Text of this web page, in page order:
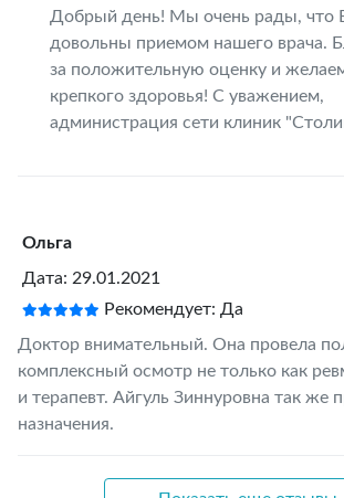
Добрый день! Мы очень рады, что
довольны приемом нашего врача.
за положительную оценку и
крепкого здоровья! С уважением,
администрация сети клиник
Ольга
Дата: 29.01.2021
Рекомендует: Да
Доктор внимательный. Она провела
комплексный осмотр не только как
и терапевт. Айгуль Зиннуровна так же
назначения.